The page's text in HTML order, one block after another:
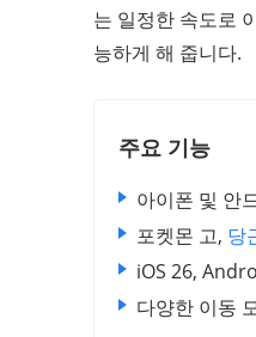
는 일정한 속도로
능하게 해 줍니다.
주요 기능
아이폰 및 안
포켓몬 고, 당
iOS 26,
다양한 이동